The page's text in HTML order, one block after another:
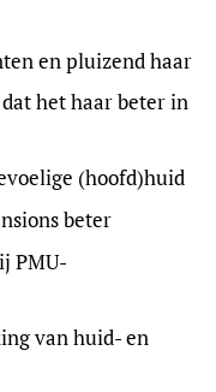
en pluizend haar
het haar beter in
(hoofd)huid
beter
PMU-
van huid- en